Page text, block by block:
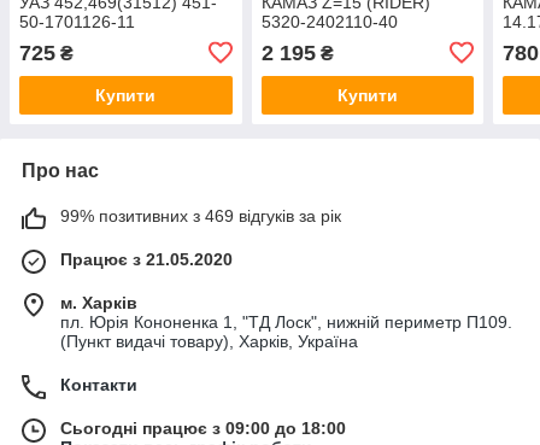
50-1701126-11
725 ₴
Купити
5320-2402110-40
2 195₴
Купити
780
Про нас
99% позитивних з 469 відгуків за рік
Працює з 21.05.2020
м. Харків
пл. Юрія Кононенка 1, "ТД Лоск", нижній периметр П109.
(Пункт видачі товару), Харків, Україна
Контакти
Сьогодні працює з 09:00 до 18:00